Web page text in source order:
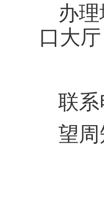
办
口大厅
（
联
望周